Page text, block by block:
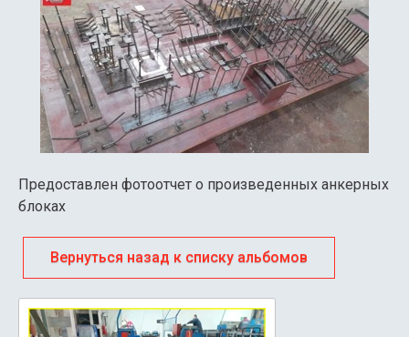
Предоставлен фотоотчет о произведенных анкерных
блоках
Вернуться назад к списку альбомов